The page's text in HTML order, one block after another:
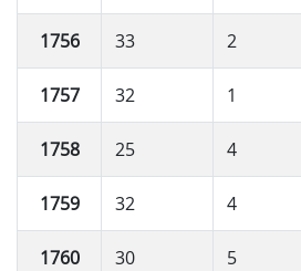
1756 33 2
1757 32 1
1758 25 4
1759 32 4
1760 30 5